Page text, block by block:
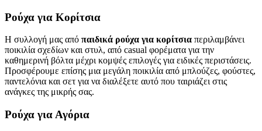
Ρούχα για Κορίτσια
Η συλλογή μας από παιδικά ρούχα για κορίτσια περιλαμβάνει
ποικιλία σχεδίων και στυλ, από casual φορέματα για την
καθημερινή βόλτα μέχρι κομψές επιλογές για ειδικές περιστάσεις.
Προσφέρουμε επίσης μια μεγάλη ποικιλία από μπλούζες, φούστες,
παντελόνια και σετ για να διαλέξετε αυτό που ταιριάζει στις
ανάγκες της μικρής σας.
Ρούχα για Αγόρια